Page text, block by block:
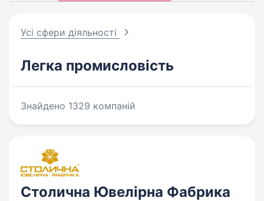
Усі сфери діяльності
Легка промисловість
Знайдено 1329 компаній
Столична Ювелірна Фабрика